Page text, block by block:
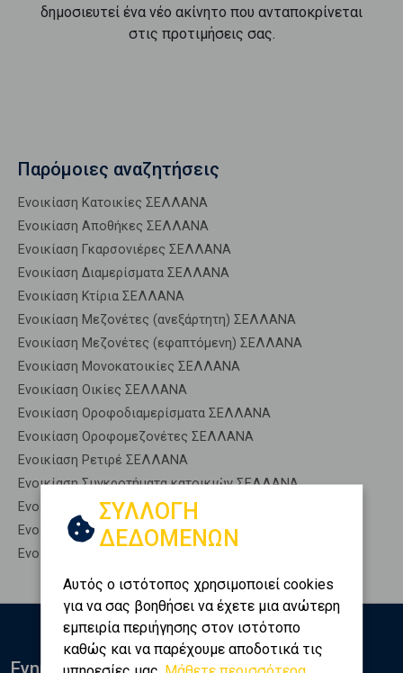
δημοσιευτεί ένα νέο ακίνητο που ανταποκρίνεται
στις προτιμήσεις σας.
Παρόμοιες αναζητήσεις
Ενοικίαση Κατοικίες ΣΕΛΛΑΝΑ
Ενοικίαση Αποθήκες ΣΕΛΛΑΝΑ
Ενοικίαση Γκαρσονιέρες ΣΕΛΛΑΝΑ
Ενοικίαση Διαμερίσματα ΣΕΛΛΑΝΑ
Ενοικίαση Κτίρια ΣΕΛΛΑΝΑ
Ενοικίαση Μεζονέτες (ανεξάρτητη) ΣΕΛΛΑΝΑ
Ενοικίαση Μεζονέτες (εφαπτόμενη) ΣΕΛΛΑΝΑ
Ενοικίαση Μονοκατοικίες ΣΕΛΛΑΝΑ
Ενοικίαση Οικίες ΣΕΛΛΑΝΑ
Ενοικίαση Οροφοδιαμερίσματα ΣΕΛΛΑΝΑ
Ενοικίαση Οροφομεζονέτες ΣΕΛΛΑΝΑ
Ενοικίαση Ρετιρέ ΣΕΛΛΑΝΑ
Ενοικίαση Συγκροτήματα κατοικιών ΣΕΛΛΑΝΑ
Ενοικίαση Υπόγεια ΣΕΛΛΑΝΑ
Ενοικίαση Υπόσκαφα ΣΕΛΛΑΝΑ
Ενοικίαση Υπολ. υψουν ΣΕΛΛΑΝΑ
ΣΥΛΛΟΓΗ
ΔΕΔΟΜΕΝΩΝ
Αυτός ο ιστότοπος χρησιμοποιεί cookies
για να σας βοηθήσει να έχετε μια ανώτερη
εμπειρία περιήγησης στον ιστότοπο
καθώς και να παρέχουμε αποδοτικά τις
Ενημερωθείτε